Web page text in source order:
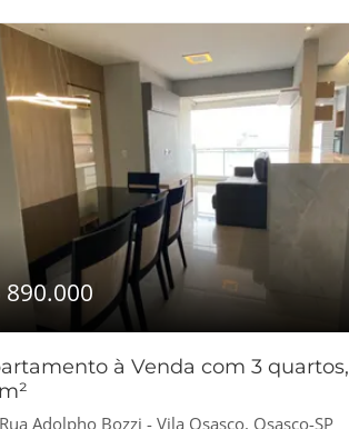
890.000
à Venda com 3 quartos,
Rua Adolpho Bozzi - Vila Osasco, Osasco-SP